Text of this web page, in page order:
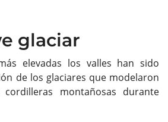
glaciar
elevadas los valles han sido
de los glaciares que modelaron
montañosas durante